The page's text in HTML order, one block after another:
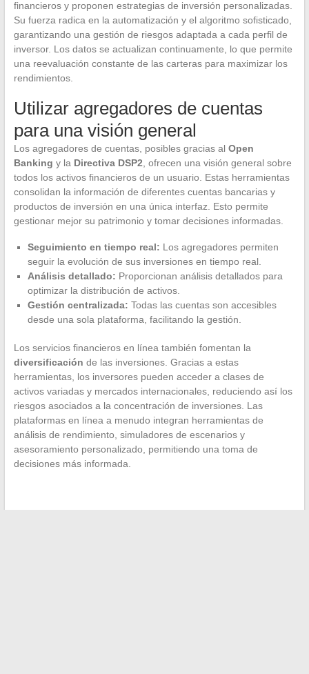
financieros y proponen estrategias de inversión personalizadas.
Su fuerza radica en la automatización y el algoritmo sofisticado,
garantizando una gestión de riesgos adaptada a cada perfil de
inversor. Los datos se actualizan continuamente, lo que permite
una reevaluación constante de las carteras para maximizar los
rendimientos.
Utilizar agregadores de cuentas
para una visión general
Los agregadores de cuentas, posibles gracias al Open
Banking y la Directiva DSP2 , ofrecen una visión general sobre
todos los activos financieros de un usuario. Estas herramientas
consolidan la información de diferentes cuentas bancarias y
productos de inversión en una única interfaz. Esto permite
gestionar mejor su patrimonio y tomar decisiones informadas.
Seguimiento en tiempo real: Los agregadores permiten
seguir la evolución de sus inversiones en tiempo real.
Análisis detallado: Proporcionan análisis detallados para
optimizar la distribución de activos.
Gestión centralizada: Todas las cuentas son accesibles
desde una sola plataforma, facilitando la gestión.
Los servicios financieros en línea también fomentan la
diversificación de las inversiones. Gracias a estas
herramientas, los inversores pueden acceder a clases de
activos variadas y mercados internacionales, reduciendo así los
riesgos asociados a la concentración de inversiones. Las
plataformas en línea a menudo integran herramientas de
análisis de rendimiento, simuladores de escenarios y
asesoramiento personalizado, permitiendo una toma de
decisiones más informada.